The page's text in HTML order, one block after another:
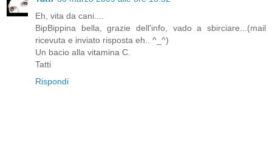
Eh, vita da cani....
BipBippina bella, grazie dell'info, vado a sbirciare...(mail
ricevuta e inviato risposta eh.. ^_^)
Un bacio alla vitamina C.
Tatti
Rispondi